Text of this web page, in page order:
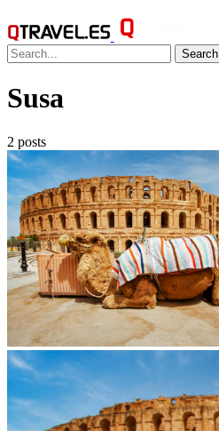
Search
Susa
2 posts